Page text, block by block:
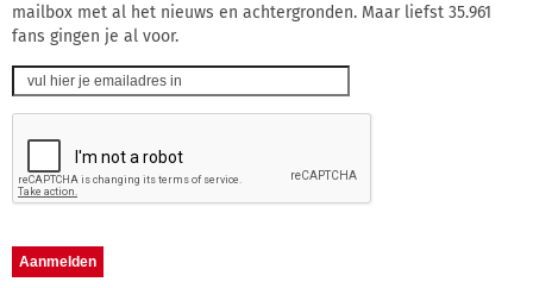
mailbox met al het nieuws en achtergronden. Maar liefst 35.961
fans gingen je al voor.